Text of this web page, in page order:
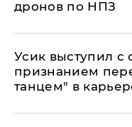
дронов по НПЗ
Усик выступил с
признанием
танцем" в